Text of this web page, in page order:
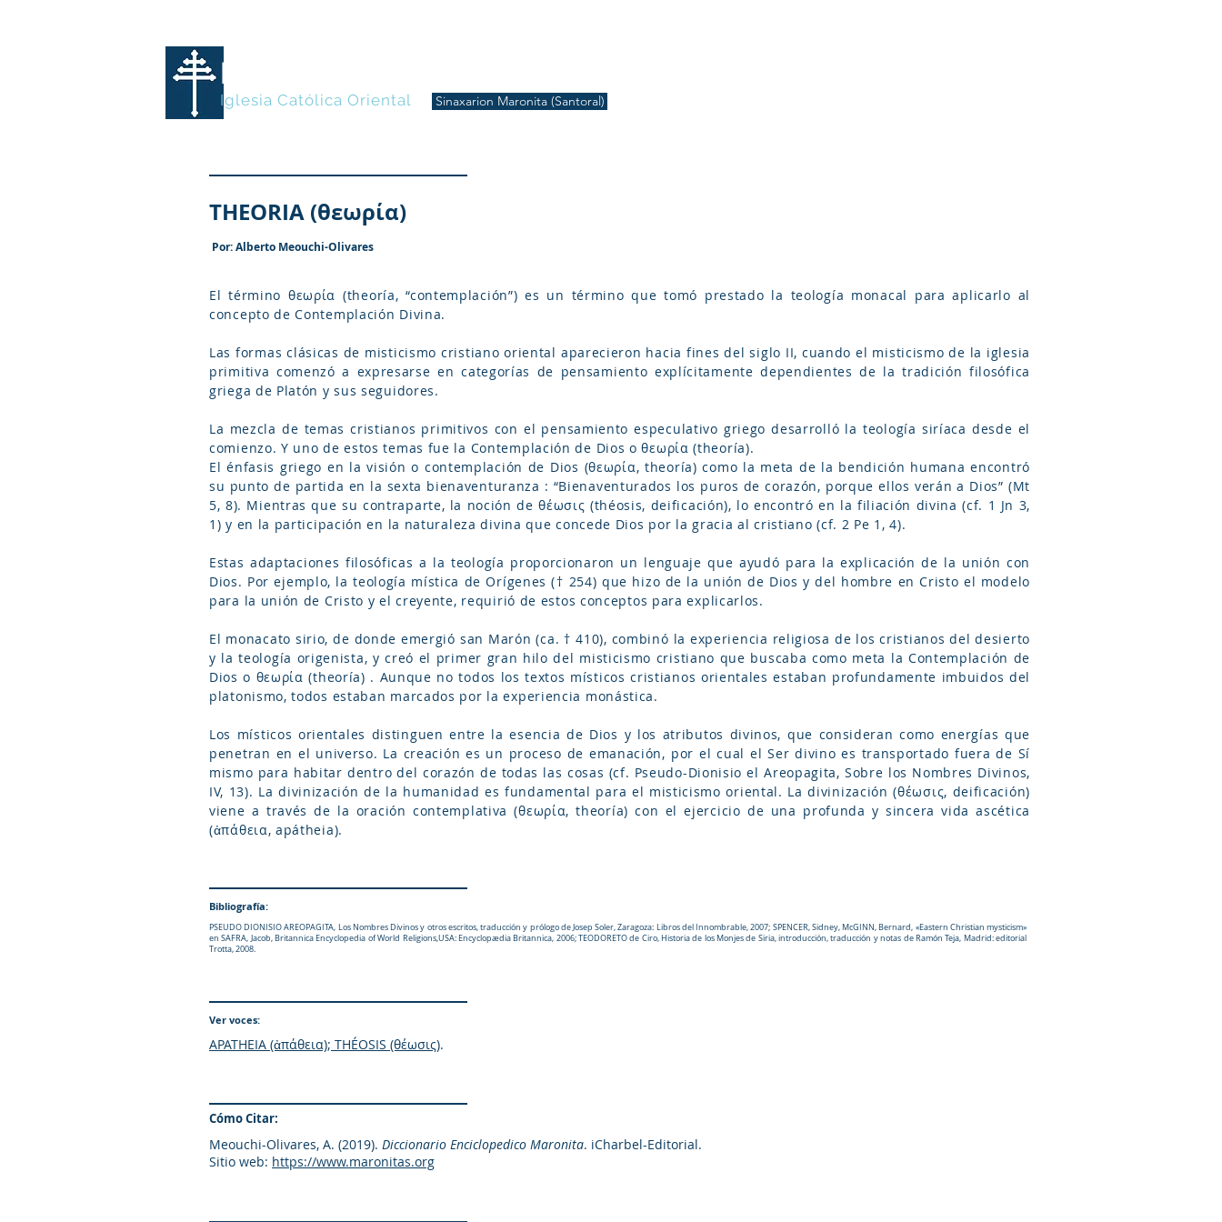
MARONITAS
Iglesia Católica Oriental
Sinaxarion Maronita (Santoral)
THEORIA (θεωρία)
Por: Alberto Meouchi-Olivares
El término θεωρία (theoría, “contemplación”) es un término que tomó prestado la teología monacal para aplicarlo al
concepto de Contemplación Divina.
Las formas clásicas de misticismo cristiano oriental aparecieron hacia fines del siglo II, cuando el misticismo de la iglesia
primitiva comenzó a expresarse en categorías de pensamiento explícitamente dependientes de la tradición filosófica
griega de Platón y sus seguidores.
La mezcla de temas cristianos primitivos con el pensamiento especulativo griego desarrolló la teología siríaca desde el
comienzo. Y uno de estos temas fue la Contemplación de Dios o θεωρία (theoría).
El énfasis griego en la visión o contemplación de Dios (θεωρία, theoría) como la meta de la bendición humana encontró
su punto de partida en la sexta bienaventuranza : “Bienaventurados los puros de corazón, porque ellos verán a Dios” (Mt
5, 8). Mientras que su contraparte, la noción de θέωσις (théosis, deificación), lo encontró en la filiación divina (cf. 1 Jn 3,
1) y en la participación en la naturaleza divina que concede Dios por la gracia al cristiano (cf. 2 Pe 1, 4).
Estas adaptaciones filosóficas a la teología proporcionaron un lenguaje que ayudó para la explicación de la unión con
Dios. Por ejemplo, la teología mística de Orígenes († 254) que hizo de la unión de Dios y del hombre en Cristo el modelo
para la unión de Cristo y el creyente, requirió de estos conceptos para explicarlos.
El monacato sirio, de donde emergió san Marón (ca. † 410), combinó la experiencia religiosa de los cristianos del desierto
y la teología origenista, y creó el primer gran hilo del misticismo cristiano que buscaba como meta la Contemplación de
Dios o θεωρία (theoría) . Aunque no todos los textos místicos cristianos orientales estaban profundamente imbuidos del
platonismo, todos estaban marcados por la experiencia monástica.
Los místicos orientales distinguen entre la esencia de Dios y los atributos divinos, que consideran como energías que
penetran en el universo. La creación es un proceso de emanación, por el cual el Ser divino es transportado fuera de Sí
mismo para habitar dentro del corazón de todas las cosas (cf. Pseudo-Dionisio el Areopagita, Sobre los Nombres Divinos,
IV, 13). La divinización de la humanidad es fundamental para el misticismo oriental. La divinización (θέωσις, deificación)
viene a través de la oración contemplativa (θεωρία, theoría) con el ejercicio de una profunda y sincera vida ascética
(ἀπάθεια, apátheia).
Bibliografía:
PSEUDO DIONISIO AREOPAGITA, Los Nombres Divinos y otros escritos, traducción y prólogo de Josep Soler, Zaragoza: Libros del Innombrable, 2007; SPENCER, Sidney, McGINN, Bernard, «Eastern Christian mysticism»
en SAFRA, Jacob, Britannica Encyclopedia of World Religions,USA: Encyclopædia Britannica, 2006; TEODORETO de Ciro, Historia de los Monjes de Siria, introducción, traducción y notas de Ramón Teja, Madrid: editorial
Trotta, 2008.
Ver voces:
APATHEIA (ἀπάθεια); THÉOSIS (θέωσις).
Cómo Citar:
Meouchi-Olivares, A. (2019). Diccionario Enciclopedico Maronita. iCharbel-Editorial.
Sitio web: https://www.maronitas.org